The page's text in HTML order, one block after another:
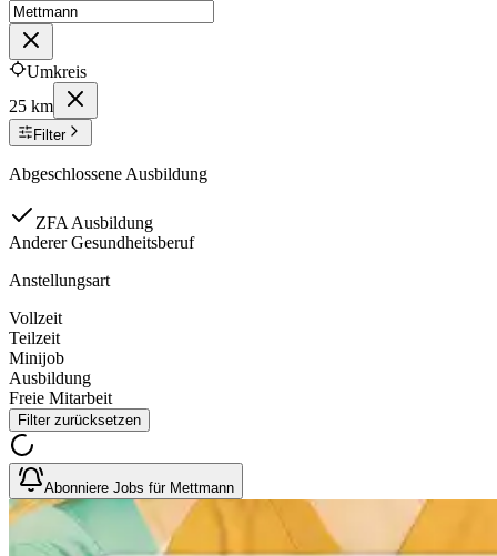
Umkreis
25 km
Filter
Abgeschlossene Ausbildung
ZFA Ausbildung
Anderer Gesundheitsberuf
Anstellungsart
Vollzeit
Teilzeit
Minijob
Ausbildung
Freie Mitarbeit
Filter zurücksetzen
Abonniere Jobs für Mettmann